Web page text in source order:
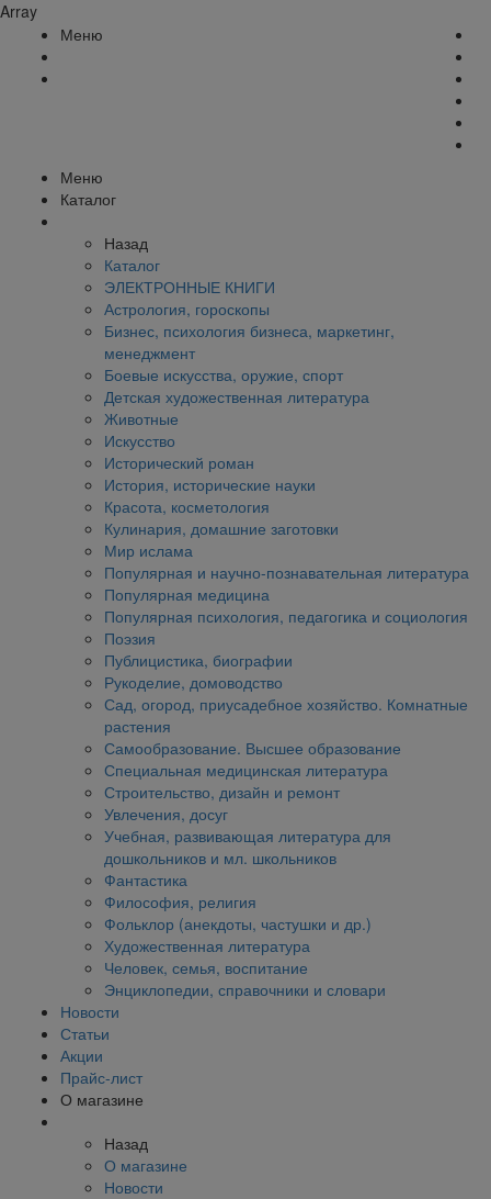
Array
Меню
Меню
Каталог
Назад
Каталог
ЭЛЕКТРОННЫЕ КНИГИ
Астрология, гороскопы
Бизнес, психология бизнеса, маркетинг,
менеджмент
Боевые искусства, оружие, спорт
Детская художественная литература
Животные
Искусство
Исторический роман
История, исторические науки
Красота, косметология
Кулинария, домашние заготовки
Мир ислама
Популярная и научно-познавательная литература
Популярная медицина
Популярная психология, педагогика и социология
Поэзия
Публицистика, биографии
Рукоделие, домоводство
Сад, огород, приусадебное хозяйство. Комнатные
растения
Самообразование. Высшее образование
Специальная медицинская литература
Строительство, дизайн и ремонт
Увлечения, досуг
Учебная, развивающая литература для
дошкольников и мл. школьников
Фантастика
Философия, религия
Фольклор (анекдоты, частушки и др.)
Художественная литература
Человек, семья, воспитание
Энциклопедии, справочники и словари
Новости
Статьи
Акции
Прайс-лист
О магазине
Назад
О магазине
Новости